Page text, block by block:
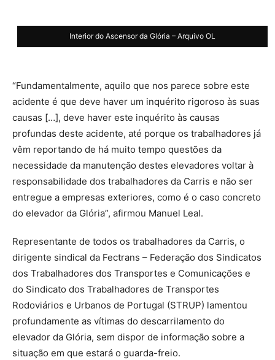
Interior do Ascensor da Glória – Arquivo OL
“Fundamentalmente, aquilo que nos parece sobre este
acidente é que deve haver um inquérito rigoroso às suas
causas […], deve haver este inquérito às causas
profundas deste acidente, até porque os trabalhadores já
vêm reportando de há muito tempo questões da
necessidade da manutenção destes elevadores voltar à
responsabilidade dos trabalhadores da Carris e não ser
entregue a empresas exteriores, como é o caso concreto
do elevador da Glória”, afirmou Manuel Leal.
Representante de todos os trabalhadores da Carris, o
dirigente sindical da Fectrans – Federação dos Sindicatos
dos Trabalhadores dos Transportes e Comunicações e
do Sindicato dos Trabalhadores de Transportes
Rodoviários e Urbanos de Portugal (STRUP) lamentou
profundamente as vítimas do descarrilamento do
elevador da Glória, sem dispor de informação sobre a
situação em que estará o guarda-freio.